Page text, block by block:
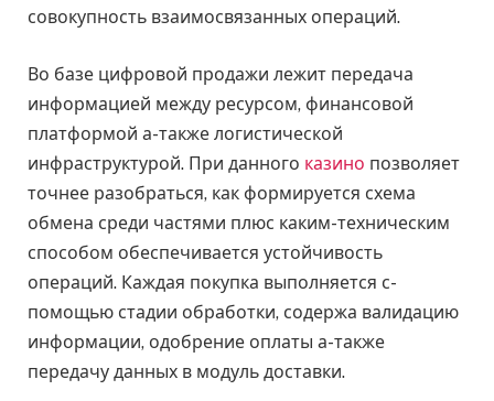
совокупность взаимосвязанных операций.
Во базе цифровой продажи лежит передача
информацией между ресурсом, финансовой
платформой а-также логистической
инфраструктурой. При данного казино позволяет
точнее разобраться, как формируется схема
обмена среди частями плюс каким-техническим
способом обеспечивается устойчивость
операций. Каждая покупка выполняется с-
помощью стадии обработки, содержа валидацию
информации, одобрение оплаты а-также
передачу данных в модуль доставки.